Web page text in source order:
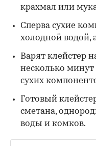
крахмал или
Сперва сухие
холодной водой,
Варят клейстер
несколько минут
сухих
Готовый
сметана,
воды и комков.